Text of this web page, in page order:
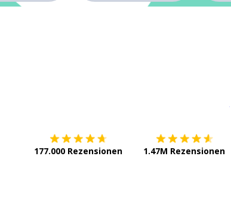
177.000 Rezensionen 1.47M Rezensionen